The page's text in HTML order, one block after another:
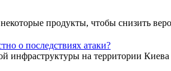
продукты, чтобы снизить
о последствиях атаки?
инфраструктуры на территории